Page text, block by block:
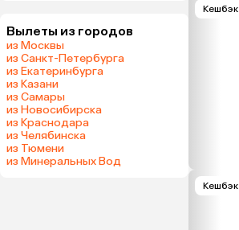
Вылеты из городов
из Москвы
из Санкт-Петербурга
из Екатеринбурга
из Казани
из Самары
из Новосибирска
из Краснодара
из Челябинска
из Тюмени
из Минеральных Вод
Кешбэк
Кешбэк